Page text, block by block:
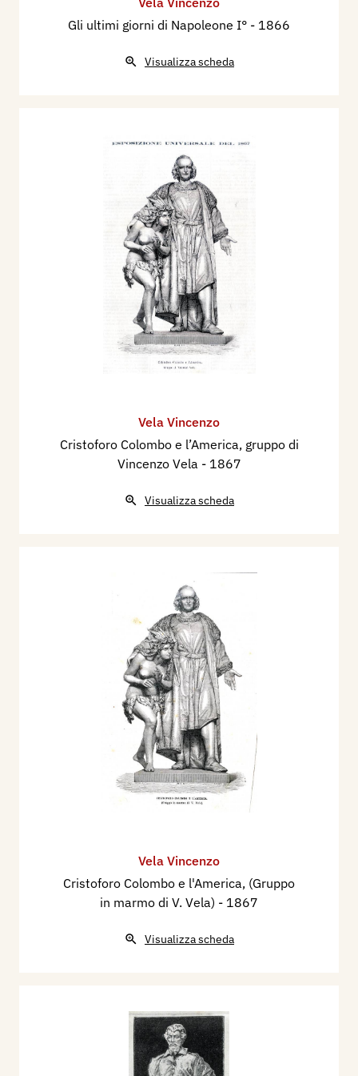
Gli ultimi giorni di Napoleone I° - 1866
Visualizza scheda
Vela Vincenzo
Cristoforo Colombo e l’America, gruppo di
Vincenzo Vela - 1867
Visualizza scheda
Vela Vincenzo
Cristoforo Colombo e l'America, (Gruppo
in marmo di V. Vela) - 1867
Visualizza scheda